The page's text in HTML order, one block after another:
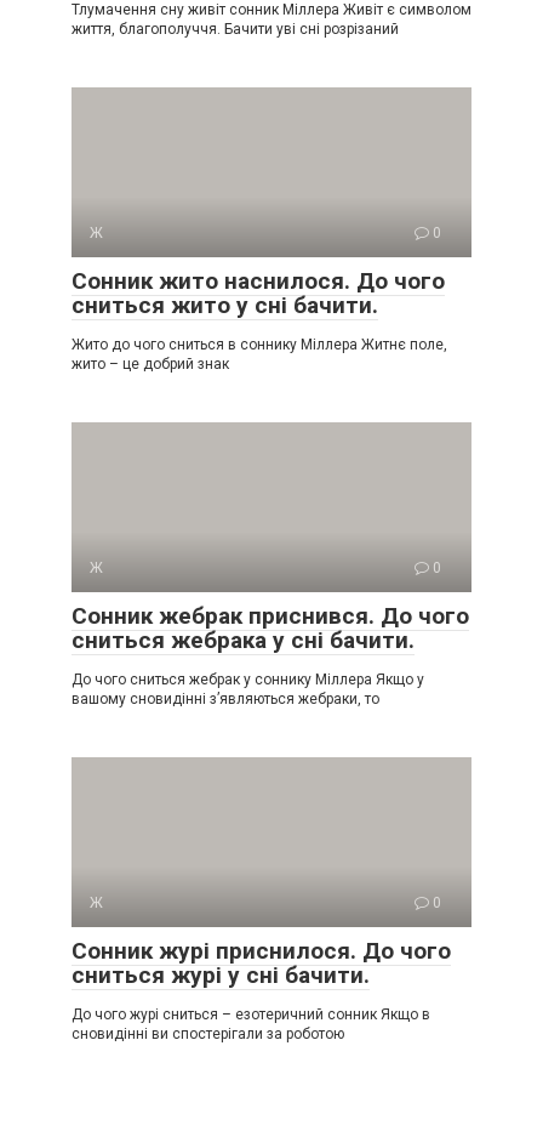
Тлумачення сну живіт сонник Міллера Живіт є символом
життя, благополуччя. Бачити уві сні розрізаний
Ж 0
Сонник жито наснилося. До чого
сниться жито у сні бачити.
Жито до чого сниться в соннику Міллера Житнє поле,
жито – це добрий знак
Ж 0
Сонник жебрак приснився. До чого
сниться жебрака у сні бачити.
До чого сниться жебрак у соннику Міллера Якщо у
вашому сновидінні з’являються жебраки, то
Ж 0
Сонник журі приснилося. До чого
сниться журі у сні бачити.
До чого журі сниться – езотеричний сонник Якщо в
сновидінні ви спостерігали за роботою